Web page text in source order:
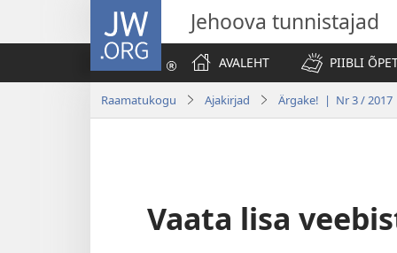
JW.ORG Jehoova tunnistajad
AVALEHT
PIIBLI
Raamatukogu Ajakirjad Ärgake! | Nr 3 / 2017
Vaata lisa